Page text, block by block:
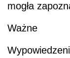
mogła
Ważne